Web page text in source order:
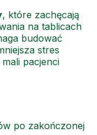
, które zachęcają
na tablicach
budować
stres
pacjenci
po zakończonej